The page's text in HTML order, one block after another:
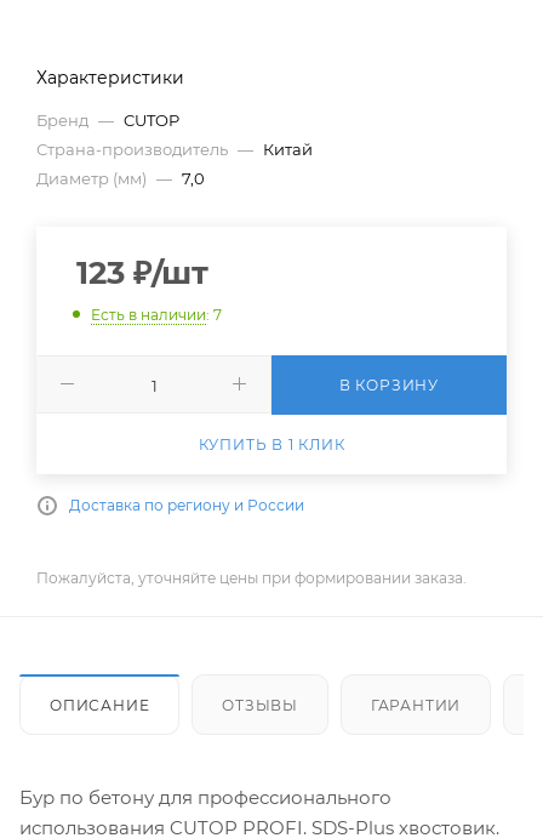
Характеристики
Бренд — CUTOP
Страна-производитель — Китай
Диаметр (мм) — 7,0
123 ₽/шт
Есть в наличии: 7
В КОРЗИНУ
КУПИТЬ В 1 КЛИК
Доставка по региону и России
Пожалуйста, уточняйте цены при формировании заказа.
ОПИСАНИЕ ОТЗЫВЫ ГАРАНТИИ
Бур по бетону для профессионального
использования CUTOP PROFI. SDS-Plus хвостовик.